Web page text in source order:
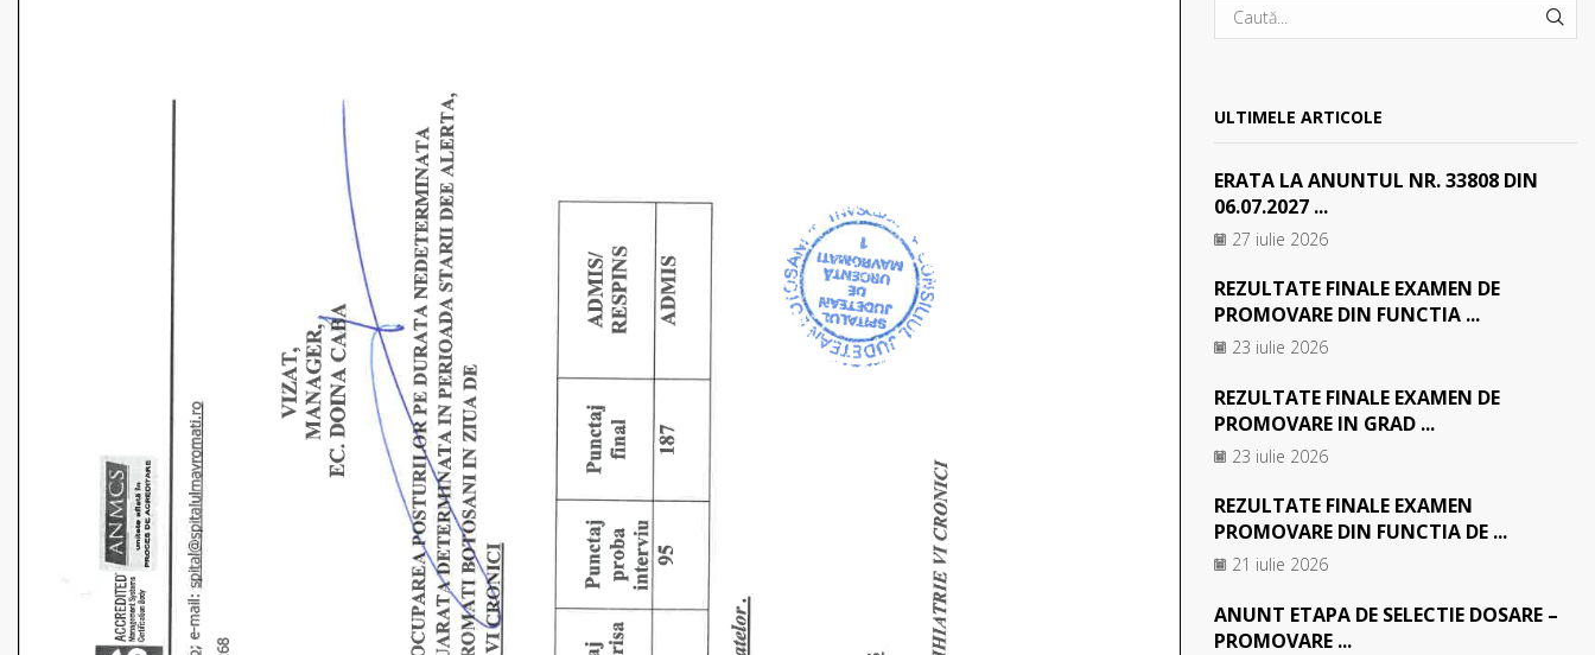
ULTIMELE ARTICOLE
ERATA LA ANUNTUL NR. 33808 DIN
06.07.2027 ...
27 iulie 2026
REZULTATE FINALE EXAMEN DE
PROMOVARE DIN FUNCTIA ...
23 iulie 2026
REZULTATE FINALE EXAMEN DE
PROMOVARE IN GRAD ...
23 iulie 2026
REZULTATE FINALE EXAMEN
PROMOVARE DIN FUNCTIA DE ...
21 iulie 2026
ANUNT ETAPA DE SELECTIE DOSARE –
PROMOVARE ...